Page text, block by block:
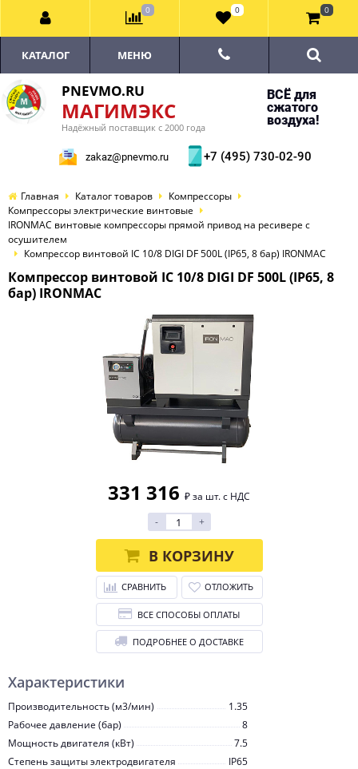
PNEVMO.RU
МАГИМЭКС
Надёжный поставщик с 2000 года
ВСЁ для
сжатого
воздуха!
zakaz@pnevmo.ru +7 (495) 730-02-90
КАТАЛОГ МЕНЮ
Главная Каталог товаров
Компрессоры
Компрессоры электрические винтовые
IRONMAC винтовые компрессоры прямой привод на ресивере с
осушителем
Компрессор винтовой IC 10/8 DIGI DF 500L (IP65, 8 бар) IRONMAC
Компрессор винтовой IC 10/8 DIGI DF 500L (IP65, 8
бар) IRONMAC
Характеристики
Производительность (м3/мин)
1.35
Рабочее давление (бар)
8
Мощность двигателя (кВт)
7.5
Степень защиты электродвигателя
IP65
331 316 ₽ за шт. с НДС
-
+
В КОРЗИНУ
СРАВНИТЬ ОТЛОЖИТЬ
ВСЕ СПОСОБЫ ОПЛАТЫ
ПОДРОБНЕЕ О ДОСТАВКЕ
0 0 0